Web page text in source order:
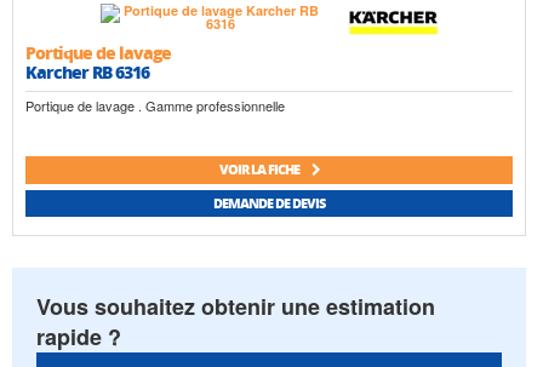
Portique de lavage
Karcher RB 6316
Portique de lavage . Gamme professionnelle
VOIR LA FICHE
DEMANDE DE DEVIS
Vous souhaitez obtenir une estimation
rapide ?